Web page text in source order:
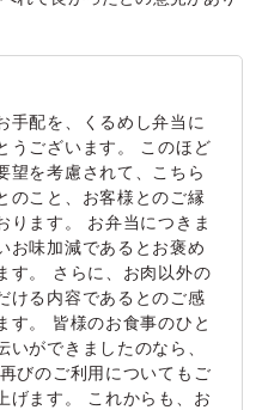
手配を、くるめし弁当に
うございます。 このほど
望を考慮されて、こちら
のこと、お客様とのご縁
ります。 お弁当につきま
お味加減であるとお褒め
す。 さらに、お肉以外の
ける内容であるとのご感
す。 皆様のお食事のひと
いができましたのなら、
びのご利用についてもご
げます。 これからも、お